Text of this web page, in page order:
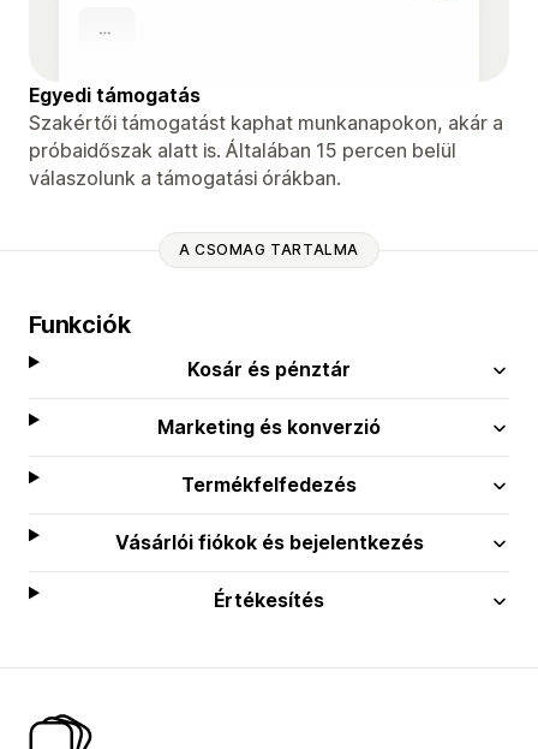
Egyedi támogatás
Szakértői támogatást kaphat munkanapokon, akár a
próbaidőszak alatt is. Általában 15 percen belül
válaszolunk a támogatási órákban.
A CSOMAG TARTALMA
Funkciók
Kosár és pénztár
Marketing és konverzió
Termékfelfedezés
Vásárlói fiókok és bejelentkezés
Értékesítés